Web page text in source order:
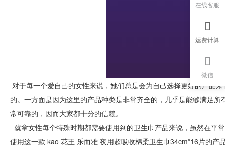
对于每一个爱自己的女性来说，她们总是会为自己选择更好的产品
的。一方面是因为这里的产品种类是非常齐全的，几乎是能够满足
常可靠的，因而大家都十分的信赖。
就拿女性每个特殊时期都需要使用到的卫生巾产品来说，虽然在平
使用这一款 kao 花王 乐而雅 夜用超吸收棉柔卫生巾34cm*16片的
在线客服
运费计算
微信